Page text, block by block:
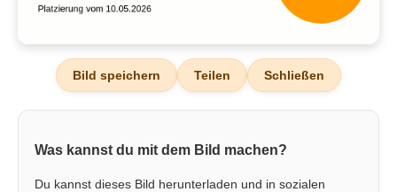
Bild speichern Teilen Schließen
Was kannst du mit dem Bild machen?
Du kannst dieses Bild herunterladen und in sozialen